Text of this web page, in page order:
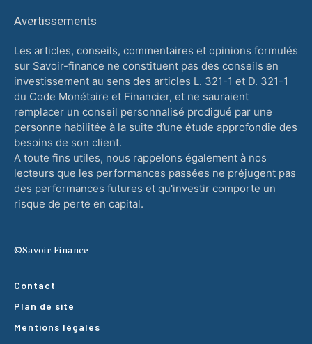
Avertissements
Les articles, conseils, commentaires et opinions formulés
sur Savoir-finance ne constituent pas des conseils en
investissement au sens des articles L. 321-1 et D. 321-1
du Code Monétaire et Financier, et ne sauraient
remplacer un conseil personnalisé prodigué par une
personne habilitée à la suite d’une étude approfondie des
besoins de son client.
A toute fins utiles, nous rappelons également à nos
lecteurs que les performances passées ne préjugent pas
des performances futures et qu'investir comporte un
risque de perte en capital.
©Savoir-Finance
Contact
Plan de site
Mentions légales